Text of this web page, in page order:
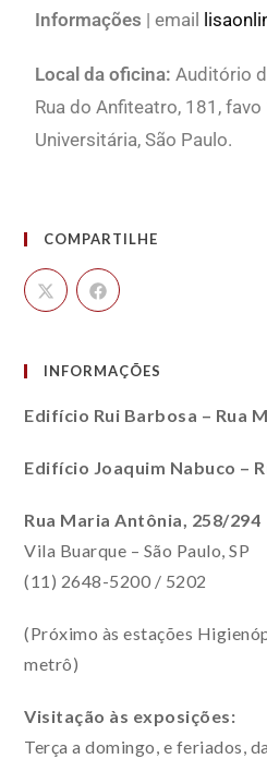
Informações | email
Local da oficina: Auditório
Rua do Anfiteatro, 181, favo
Universitária, São Paulo.
COMPARTILHE
INFORMAÇÕES
Edifício Rui Barbosa – Rua
Edifício Joaquim Nabuco –
Rua Maria Antônia, 258/294
Vila Buarque – São Paulo, SP
(11) 2648-5200 / 5202
(Próximo às estações
metrô)
Visitação às exposições:
Terça a domingo, e feriados,